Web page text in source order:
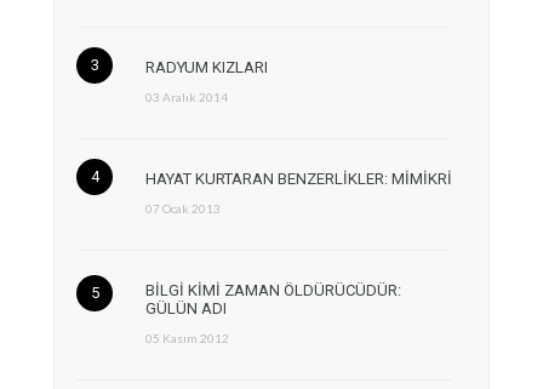
RADYUM KIZLARI
03 Aralık 2014
HAYAT KURTARAN BENZERLİKLER: MİMİKRİ
07 Ocak 2013
BİLGİ KİMİ ZAMAN ÖLDÜRÜCÜDÜR:
GÜLÜN ADI
05 Kasım 2012